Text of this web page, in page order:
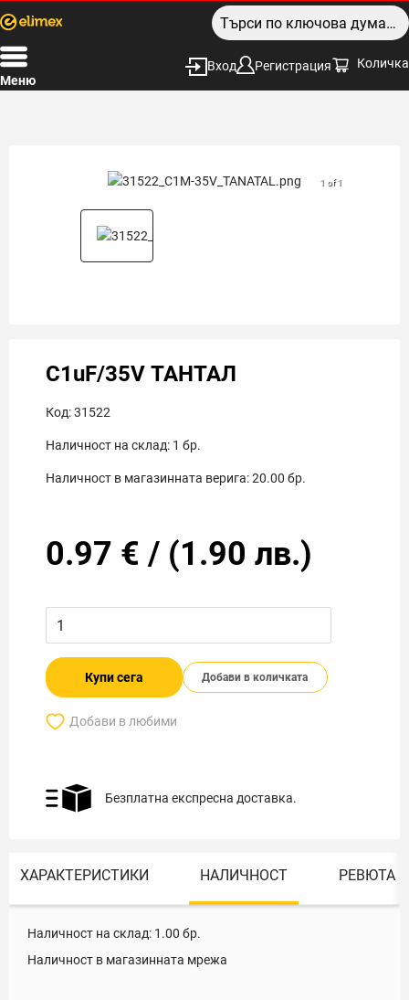
Меню
Вход Регистрация Количка
1 of 1
C1uF/35V ТАНТАЛ
Код:31522
Наличност на склад: 1 бр.
Наличност в магазинната верига:20.00 бр.
0.97 € / (1.90 лв.)
Купи сега Добави в количката
Добави в любими
Безплатна експресна доставка.
ХАРАКТЕРИСТИКИ НАЛИЧНОСТ РЕВЮТА
Наличност на склад: 1.00 бр.
Наличност в магазинната мрежа